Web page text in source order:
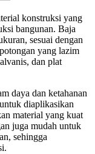
konstruksi yang
bangunan. Baja
sesuai dengan
yang lazim
dan plat
daya dan ketahanan
diaplikasikan
material yang kuat
juga mudah untuk
sehingga